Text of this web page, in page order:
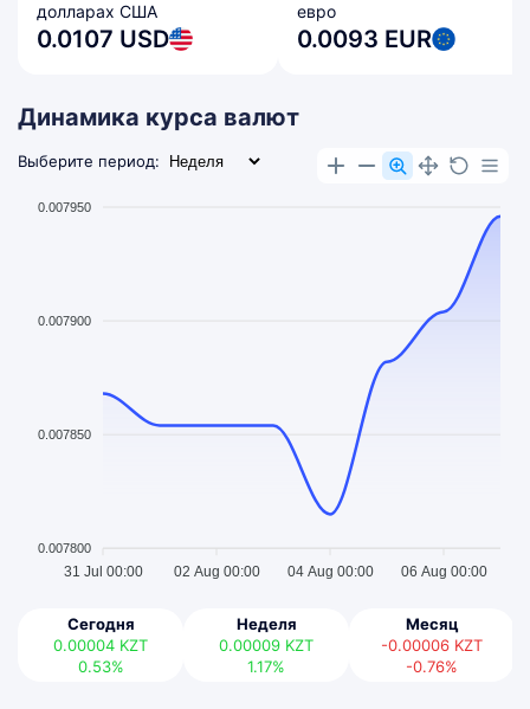
долларах США
0.0107 USD
евро
0.0093 EUR
Динамика курса валют
Выберите период:
0.007950
0.007900
0.007850
0.007800
31 Jul 00:00 02 Aug 00:00 04 Aug 00:00 06 Aug 00:00
Сегодня
0.00004 KZT
0.53%
Неделя
0.00009 KZT
1.17%
Месяц
-0.00006 KZT
-0.76%